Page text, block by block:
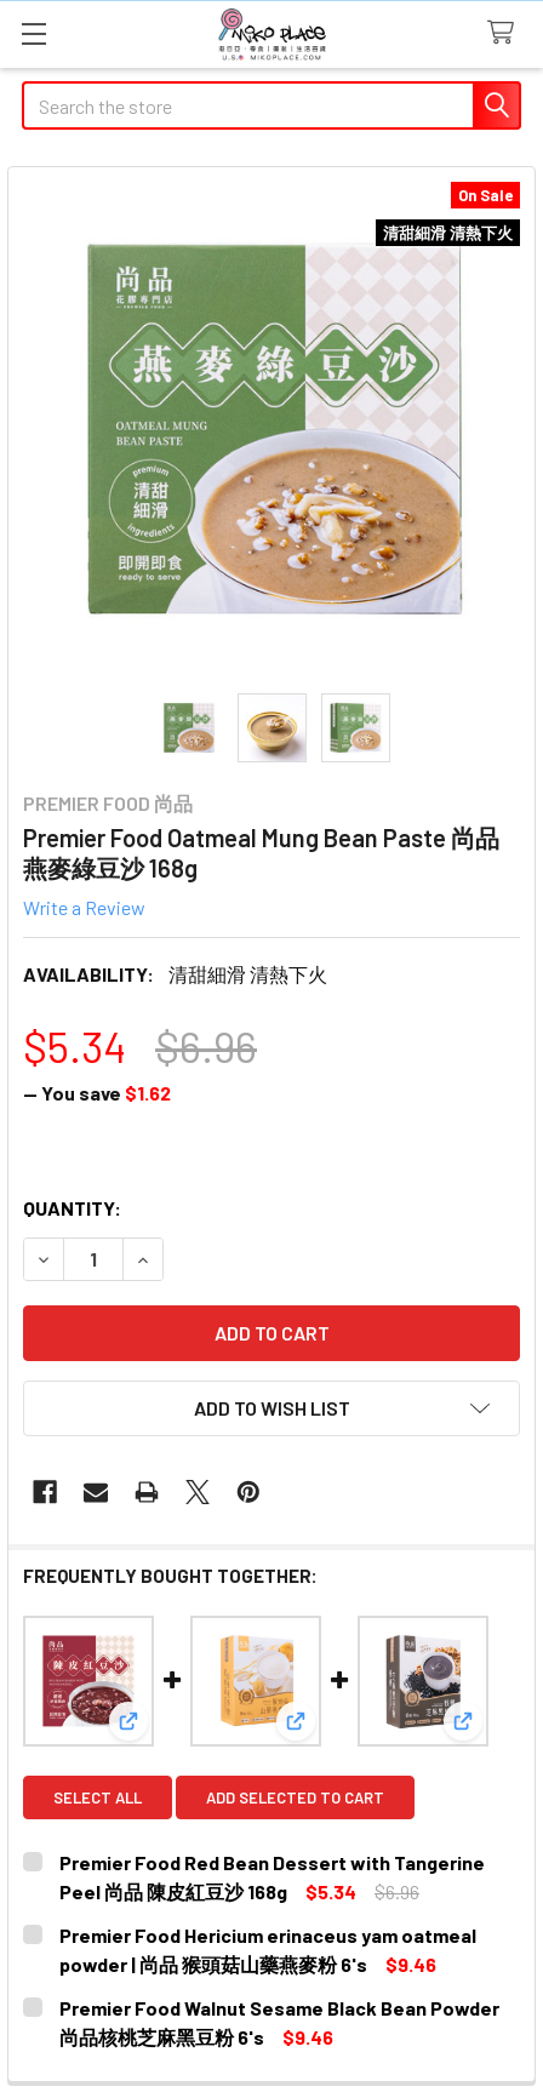
Search
PREMIER FOOD 尚品
Premier Food Oatmeal Mung Bean Paste 尚品
燕麥綠豆沙 168g
Write a Review
AVAILABILITY: 清甜細滑 清熱下火
On Sale
清甜細滑 清熱下火
$5.34 $6.96
— You save $1.62
QUANTITY:
DECREASE QUANTITY OF PREMIER FOOD OATMEAL MUNG
INCREASE QUANTITY OF PREMIER FOOD
ADD TO WISH LIST
FREQUENTLY BOUGHT TOGETHER:
View: Premier Food Red Bean Dessert with
View: Premier Food Hericium
View:
SELECT ALL ADD SELECTED TO CART
Premier Food Red Bean Dessert with Tangerine
Peel 尚品 陳皮紅豆沙 168g
$5.34
$6.96
CURRENT
STOCK:
QUANTITY:
DECREASE QUANTITY OF PREMIER FOOD RED BEAN
INCREASE QUANTITY OF PREMIER FOOD RED
Premier Food Hericium erinaceus yam oatmeal
powder | 尚品 猴頭菇山藥燕麥粉 6's
$9.46
CURRENT
STOCK:
QUANTITY:
DECREASE QUANTITY OF PREMIER FOOD HERICIUM
INCREASE QUANTITY OF PREMIER FOOD
Premier Food Walnut Sesame Black Bean Powder
尚品核桃芝麻黑豆粉 6's
$9.46